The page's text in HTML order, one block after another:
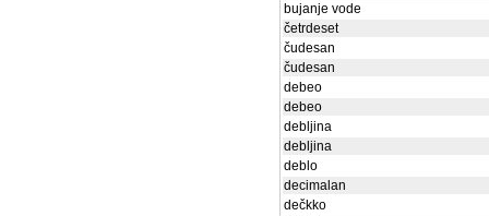
bujanje vode
četrdeset
čudesan
čudesan
debeo
debeo
debljina
debljina
deblo
decimalan
dečkko